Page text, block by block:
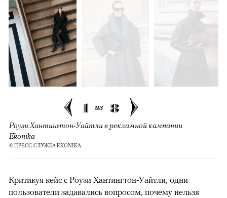
1 из 8
Роузи Хантингтон-Уайтли в рекламной кампании
Ekonika
© ПРЕСС-СЛУЖБА EKONIKA
Критикуя кейс с Роузи Хантингтон-Уайтли, одни
пользователи задавались вопросом, почему нельзя